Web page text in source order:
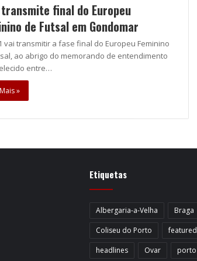
transmite final do Europeu
de Futsal em Gondomar
vai transmitir a fase final do Europeu Feminino
ao abrigo do memorando de entendimento
entre…
»
Etiquetas
Albergaria-a-Velha
Braga
Coliseu do Porto
featured
headlines
Ovar porto